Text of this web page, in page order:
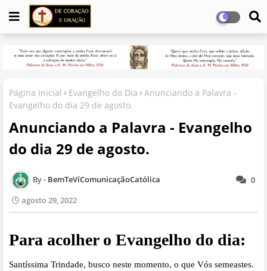
Página inicial Evangelho do Dia
Anunciando a Palavra -
Evangelho do dia 29 de agosto.
Anunciando a Palavra - Evangelho
do dia 29 de agosto.
0
BemTeVíComunicaçãoCatólica
agosto 29, 2022
Para acolher o Evangelho do dia:
Santíssima Trindade, busco neste momento, o que Vós semeastes.